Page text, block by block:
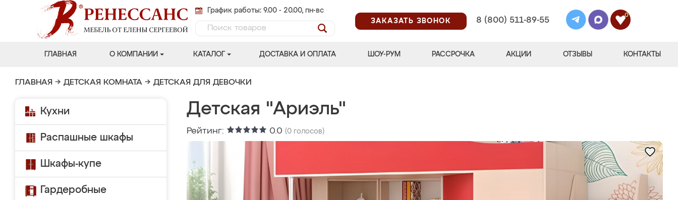
График работы: 9.00 - 20.00, пн-вс
ЗАКАЗАТЬ ЗВОНОК
8 (800) 511-89-55
0
ГЛАВНАЯ О КОМПАНИИ КАТАЛОГ ДОСТАВКА И ОПЛАТА ШОУ-РУМ РАССРОЧКА АКЦИИ ОТЗЫВЫ КОНТАКТЫ
ГЛАВНАЯ → ДЕТСКАЯ КОМНАТА → ДЕТСКАЯ ДЛЯ ДЕВОЧКИ
Кухни
Распашные шкафы
Шкафы-купе
Гардеробные
Детская "Ариэль"
Рейтинг: 0.0 (0 голосов)